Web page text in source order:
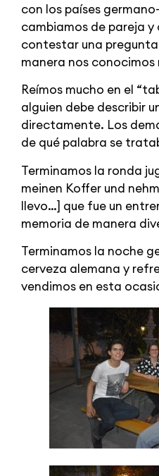
con los países
cambiamos de pareja
contestar una
manera nos conocimos
Reímos mucho en el
alguien debe describir
directamente. Los
de qué palabra se
Terminamos la ronda
meinen Koffer und
llevo…] que fue un
memoria de manera
Terminamos la noche
cerveza alemana y
vendimos en esta